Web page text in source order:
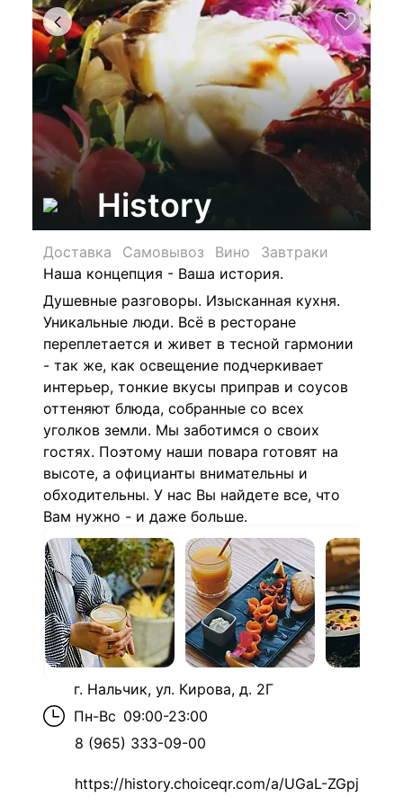
History
Доставка Самовывоз Вино
Завтраки
Наша концепция - Ваша история.
Душевные разговоры. Изысканная кухня.
Уникальные люди. Всё в ресторане
переплетается и живет в тесной гармонии
- так же, как освещение подчеркивает
интерьер, тонкие вкусы приправ и соусов
оттеняют блюда, собранные со всех
уголков земли. Мы заботимся о своих
гостях. Поэтому наши повара готовят на
высоте, а официанты внимательны и
обходительны. У нас Вы найдете все, что
Вам нужно - и даже больше.
г. Нальчик, ул. Кирова, д. 2Г
Пн-Вс 09:00-23:00
8 (965) 333-09-00
https://history.choiceqr.com/a/UGaL-ZGpj